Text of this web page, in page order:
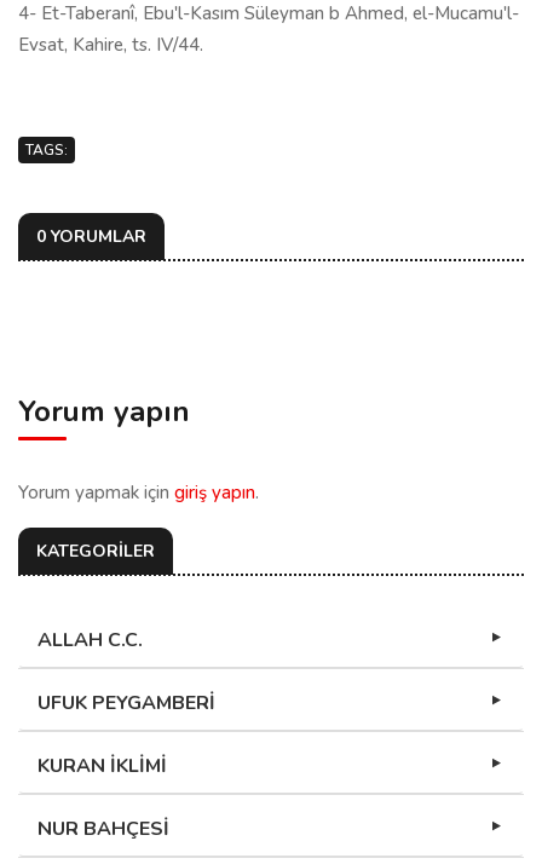
4- Et-Taberanî, Ebu'l-Kasım Süleyman b Ahmed, el-Mucamu'l-
Evsat, Kahire, ts. IV/44.
TAGS:
0 YORUMLAR
Yorum yapın
Yorum yapmak için giriş yapın.
KATEGORİLER
ALLAH C.C.
UFUK PEYGAMBERİ
KURAN İKLİMİ
NUR BAHÇESİ